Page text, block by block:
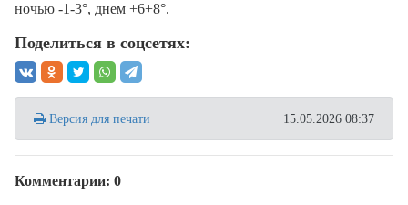
ночью -1-3°, днем +6+8°.
Поделиться в соцсетях:
Версия для печати 15.05.2026 08:37
Комментарии: 0